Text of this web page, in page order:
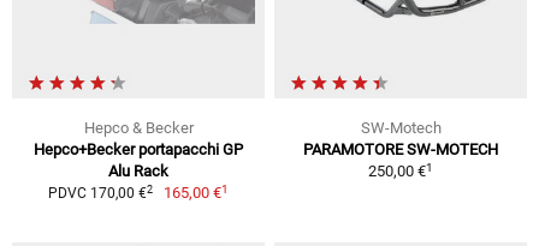
Hepco & Becker
Hepco+Becker portapacchi GP
Alu Rack
PDVC 170,00 €2 165,00 €1
SW-Motech
PARAMOTORE SW-MOTECH
250,00 €1